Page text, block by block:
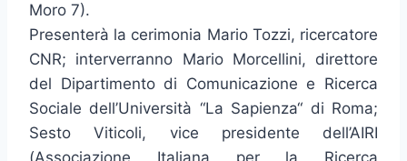
Moro 7).
Presenterà la cerimonia Mario Tozzi, ricercatore
CNR; interverranno Mario Morcellini, direttore
del Dipartimento di Comunicazione e Ricerca
Sociale dell’Università “La Sapienza“ di Roma;
Sesto Viticoli, vice presidente dell’AIRI